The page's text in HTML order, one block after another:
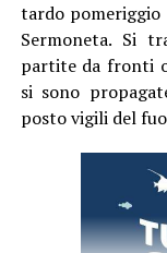
tardo
Sermoneta. Si
partite da fronti
si sono
posto vigili del